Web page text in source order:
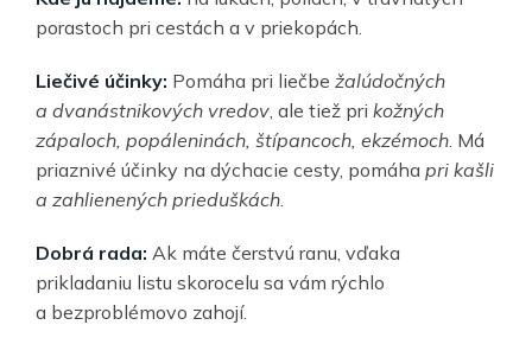
porastoch pri cestách a v priekopách.
Liečivé účinky: Pomáha pri liečbe žalúdočných
a dvanástnikových vredov, ale tiež pri kožných
zápaloch, popáleninách, štípancoch, ekzémoch. Má
priaznivé účinky na dýchacie cesty, pomáha pri kašli
a zahlienených prieduškách.
Dobrá rada: Ak máte čerstvú ranu, vďaka
prikladaniu listu skorocelu sa vám rýchlo
a bezproblémovo zahojí.